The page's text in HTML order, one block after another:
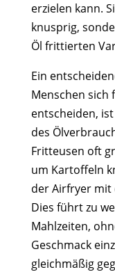
erzielen kann.
knusprig,
Öl frittierten
Ein
Menschen
entscheiden,
des
Fritteusen oft
um Kartoffeln
der Airfryer mit
Dies führt zu
Mahlzeiten,
Geschmack
gleichmäßig